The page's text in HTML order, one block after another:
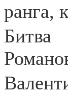
ранга,